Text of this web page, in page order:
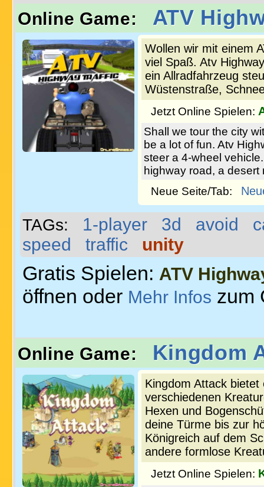
Online Game: ATV
Wollen wir mit einem
viel Spaß. Atv
ein Allradfahrzeug
Wüstenstraße,
Jetzt Online Spielen:
Shall we tour the city
be a lot of fun. Atv
steer a 4-wheel
highway road, a
Neue Seite/Tab:
TAGs: 1-player 3d avoid
speed
traffic unity
Gratis Spielen: ATV
öffnen oder Mehr Infos zum
Online Game: Kingdom
Kingdom Attack
verschiedenen
Hexen und
deine Türme bis zur
Königreich auf dem
andere formlose
Jetzt Online Spielen: